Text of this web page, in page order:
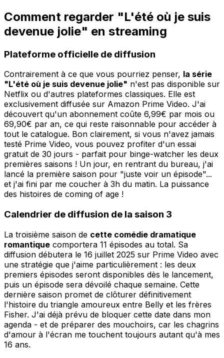
Comment regarder "L'été où je suis
devenue jolie" en streaming
Plateforme officielle de diffusion
Contrairement à ce que vous pourriez penser, la série
"L'été où je suis devenue jolie" n'est pas disponible sur
Netflix ou d'autres plateformes classiques. Elle est
exclusivement diffusée sur Amazon Prime Video. J'ai
découvert qu'un abonnement coûte 6,99€ par mois ou
69,90€ par an, ce qui reste raisonnable pour accéder à
tout le catalogue. Bon clairement, si vous n'avez jamais
testé Prime Video, vous pouvez profiter d'un essai
gratuit de 30 jours - parfait pour binge-watcher les deux
premières saisons ! Un jour, en rentrant du bureau, j'ai
lancé la première saison pour "juste voir un épisode"...
et j'ai fini par me coucher à 3h du matin. La puissance
des histoires de coming of age !
Calendrier de diffusion de la saison 3
La troisième saison de cette comédie dramatique
romantique comportera 11 épisodes au total. Sa
diffusion débutera le 16 juillet 2025 sur Prime Video avec
une stratégie que j'aime particulièrement : les deux
premiers épisodes seront disponibles dès le lancement,
puis un épisode sera dévoilé chaque semaine. Cette
dernière saison promet de clôturer définitivement
l'histoire du triangle amoureux entre Belly et les frères
Fisher. J'ai déjà prévu de bloquer cette date dans mon
agenda - et de préparer des mouchoirs, car les chagrins
d'amour à l'écran me touchent toujours autant qu'à mes
16 ans.